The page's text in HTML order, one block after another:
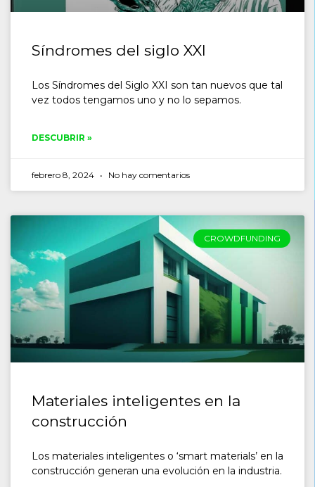
Síndromes del siglo XXI
Los Síndromes del Siglo XXI son tan nuevos que tal
vez todos tengamos uno y no lo sepamos.
DESCUBRIR »
febrero 8, 2024 No hay comentarios
CROWDFUNDING
Materiales inteligentes en la
construcción
Los materiales inteligentes o ‘smart materials’ en la
construcción generan una evolución en la industria.